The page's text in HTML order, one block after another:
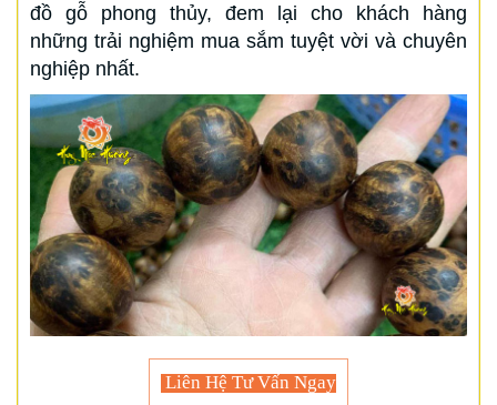
đồ gỗ phong thủy, đem lại cho khách hàng
những trải nghiệm mua sắm tuyệt vời và chuyên
nghiệp nhất.
Liên Hệ Tư Vấn Ngay